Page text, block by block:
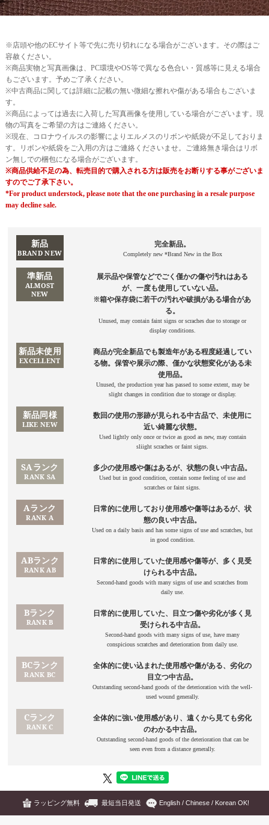
ラッピング無料 最短当日発送 English / Chinese / Korean OK!